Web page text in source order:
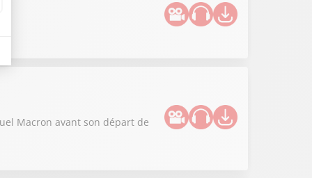
Macron avant son départ de